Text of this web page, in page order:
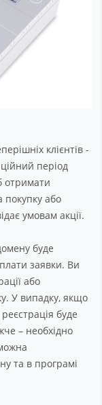
клієнтів -
період
отримати
покупку або
умовам акції.
буде
заявки. Ви
або
У випадку, якщо
буде
– необхідно
та в програмі